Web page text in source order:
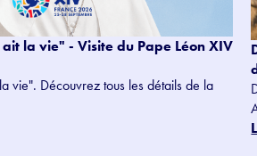
la vie" - Visite du Pape Léon XIV
vie". Découvrez tous les détails de la